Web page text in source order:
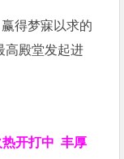
得梦寐以求的
高殿堂发起进
热开打中 丰厚